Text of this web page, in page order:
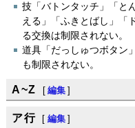
技「バトンタッチ」「と
える」「ふきとばし」「
る交換は制限されない。
道具「だっしゅつボタン
も制限されない。
A~Z [ 編集 ]
ア行 [ 編集 ]